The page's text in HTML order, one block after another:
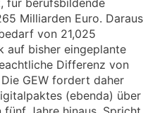
für berufsbildende
Milliarden Euro. Daraus
von 21,025
auf bisher eingeplante
Differenz von
GEW fordert daher
(ebenda) über